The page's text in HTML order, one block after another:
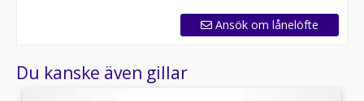
Se hur vi genomför våra tester här:Ansök om lånelöfte
Du kanske även gillar